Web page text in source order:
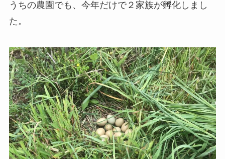
うちの農園でも、今年だけで２家族が孵化しまし
た。